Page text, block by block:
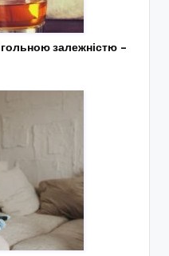
залежністю –